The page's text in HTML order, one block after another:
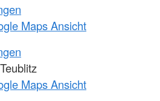
Maps Ansicht
Maps Ansicht